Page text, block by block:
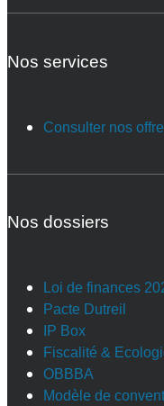
Nos services
Consulter nos
Nos dossiers
Loi de finances
Pacte Dutreil
IP Box
Fiscalité &
OBBBA
Modèle de